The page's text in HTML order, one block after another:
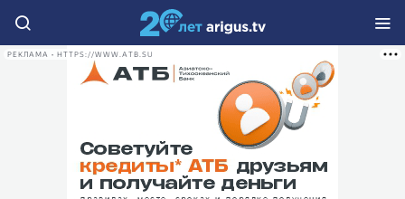
РЕКЛАМА • HTTPS://WWW.ATB.SU